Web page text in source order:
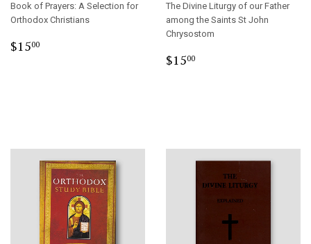
Book of Prayers: A Selection for
Orthodox Christians
Regular
$1500
The Divine Liturgy of our Father
among the Saints St John
Chrysostom
Regular
$1500